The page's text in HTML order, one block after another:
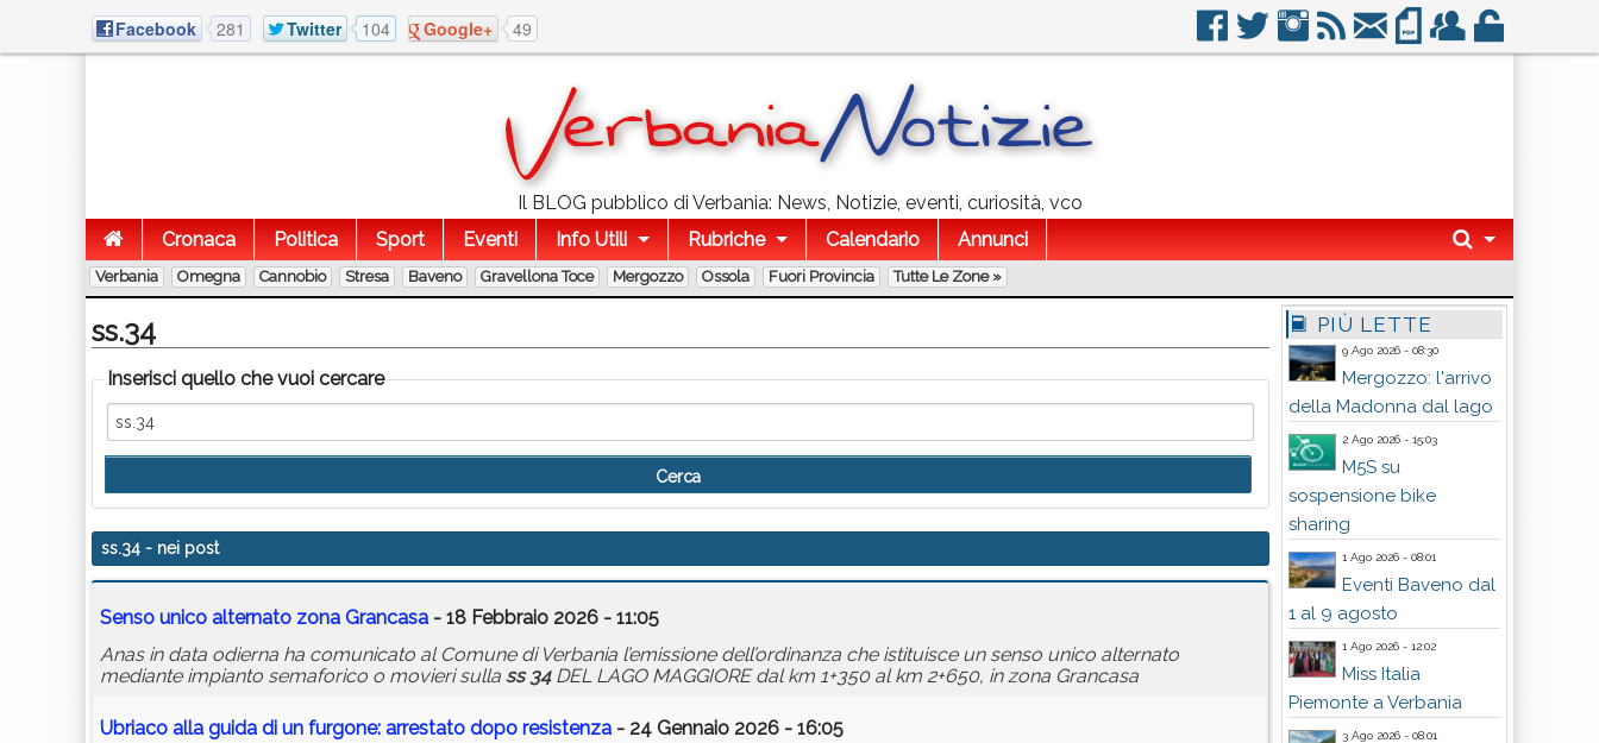
Facebook 281 Twitter 104 Google+ 49
Il BLOG pubblico di Verbania: News, Notizie, eventi, curiosità, vco
Cronaca
Politica Sport Eventi Info Utili Rubriche Calendario Annunci
Verbania Omegna Cannobio Stresa Baveno Gravellona Toce Mergozzo Ossola Fuori Provincia Tutte Le Zone »
ss.34
Inserisci quello che vuoi cercare
ss.34 - nei post
Senso unico alternato zona Grancasa - 18 Febbraio 2026 - 11:05
Anas in data odierna ha comunicato al Comune di Verbania l’emissione dell’ordinanza che istituisce un senso unico alternato
mediante impianto semaforico o movieri sulla ss 34DEL LAGO MAGGIORE dal km 1+350 al km 2+650, in zona Grancasa
Ubriaco alla guida di un furgone: arrestato dopo resistenza - 24 Gennaio 2026 - 16:05
PIÙ LETTE
9 Ago 2026 - 08:30
Mergozzo: l'arrivo
della Madonna dal lago
2 Ago 2026 - 15:03
M5S su
sospensione bike
sharing
1 Ago 2026 - 08:01
Eventi Baveno dal
1 al 9 agosto
1 Ago 2026 - 12:02
Miss Italia
Piemonte a Verbania
3 Ago 2026 - 08:01